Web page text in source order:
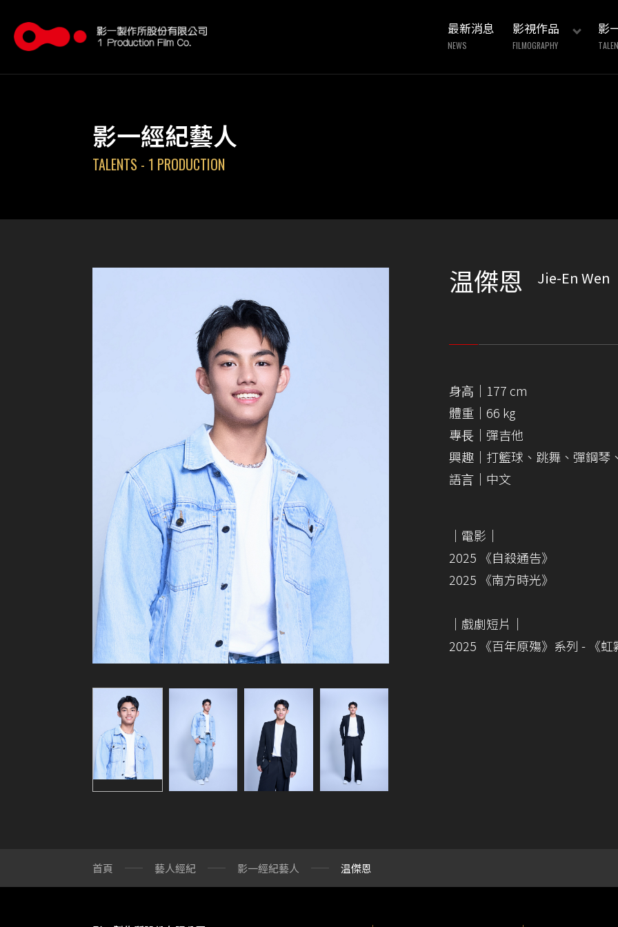
最新消息
NEWS
影視作品
FILMOGRAPHY
影
影一經紀藝人
TALENTS - 1 PRODUCTION
温傑恩 Jie-En Wen
身⾼｜177 cm
體重｜66 kg
專⻑｜彈吉他
興趣｜打籃球、跳舞、彈鋼琴
語⾔｜中⽂
｜電影｜
2025 《⾃殺通告》
2025 《南⽅時光》
｜戲劇短片｜
2025 《百年原殤》系列 - 《虹
首頁 藝人經紀 影一經紀藝人 温傑恩